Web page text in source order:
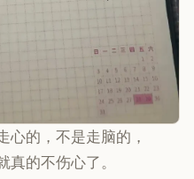
心的，不是走脑的，
真的不伤心了。